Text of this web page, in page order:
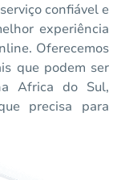
confiável e
experiência
Oferecemos
que podem ser
Africa do Sul,
precisa para